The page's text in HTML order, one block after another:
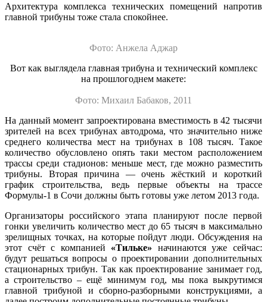
Архитектура комплекса технических помещений напротив
главной трибуны тоже стала спокойнее.
Фото: Анжела Аджар
Вот как выглядела главная трибуна и технический комплекс
на прошлогоднем макете:
Фото: Михаил Бабаков, 2011
На данный момент запроектирована вместимость в 42 тысячи
зрителей на всех трибунах автодрома, что значительно ниже
среднего количества мест на трибунах в 108 тысяч. Такое
количество обусловлено опять таки местом расположением
трассы среди стадионов: меньше мест, где можно разместить
трибуны. Вторая причина — очень жёсткий и короткий
график строительства, ведь первые объекты на трассе
Формулы-1 в Сочи должны быть готовы уже летом 2013 года.
Организаторы российского этапа планируют после первой
гонки увеличить количество мест до 65 тысяч в максимально
зрелищных точках, на которые пойдут люди. Обсуждения на
этот счёт с компанией «Тильке» начинаются уже сейчас:
будут решаться вопросы о проектировании дополнительных
стационарных трибун. Так как проектирование занимает год,
а строительство – ещё минимум год, мы пока выкрутимся
главной трибуной и сборно-разборными конструкциями, а